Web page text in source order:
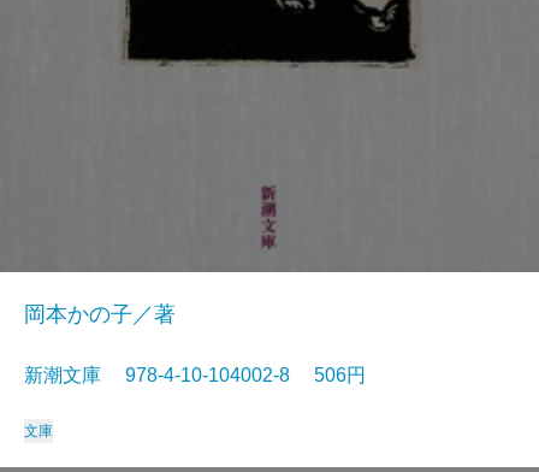
岡本かの子／著
新潮文庫 978-4-10-104002-8 506円
文庫